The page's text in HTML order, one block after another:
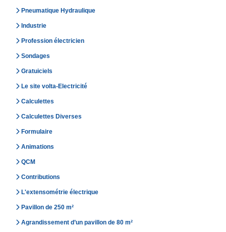
Pneumatique Hydraulique
Industrie
Profession électricien
Sondages
Gratuiciels
Le site volta-Electricité
Calculettes
Calculettes Diverses
Formulaire
Animations
QCM
Contributions
L'extensométrie électrique
Pavillon de 250 m²
Agrandissement d’un pavillon de 80 m²